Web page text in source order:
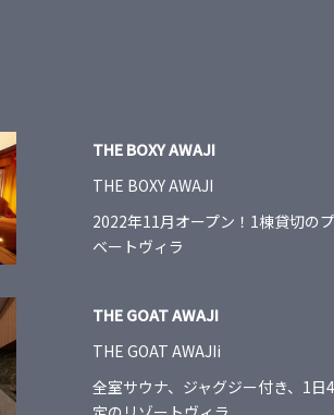
THE BOXY AWAJI
THE BOXY AWAJI
2022年11月オープン！1棟貸切の
ベートヴィラ
THE GOAT AWAJI
THE GOAT AWAJIi
全室サウナ、ジャグジー付き、1日